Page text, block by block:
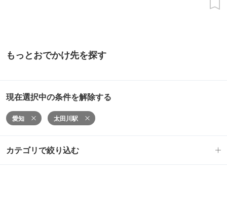
もっとおでかけ先を探す
現在選択中の条件を解除する
愛知 太田川駅
カテゴリで絞り込む